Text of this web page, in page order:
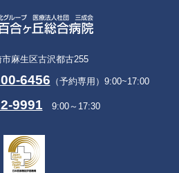
麻生区古沢都古255
6456 （予約専用）9:00~17:00
9991 9:00～17:30